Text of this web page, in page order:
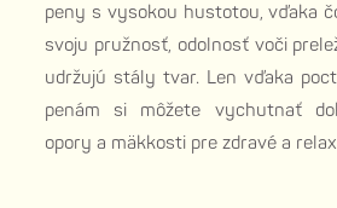
peny s vysokou hustotou, vďaka
svoju pružnosť, odolnosť voči
udržujú stály tvar. Len vďaka
penám si môžete vychutnať
opory a mäkkosti pre zdravé a